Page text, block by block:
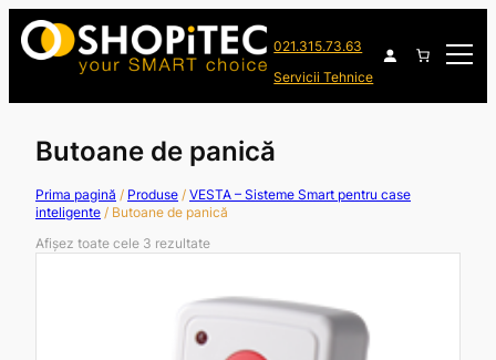
021.315.73.63
Servicii Tehnice
Butoane de panică
Prima pagină / Produse / VESTA – Sisteme Smart pentru case
inteligente / Butoane de panică
Afișez toate cele 3 rezultate